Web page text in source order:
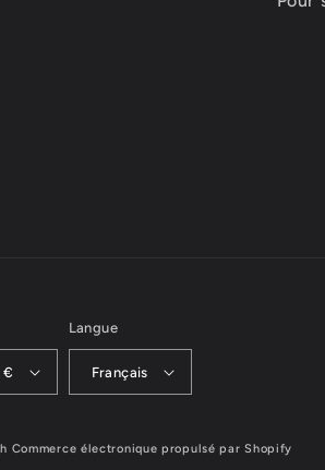
France | EUR €
Langue
Français
Commerce électronique propulsé par Shopify